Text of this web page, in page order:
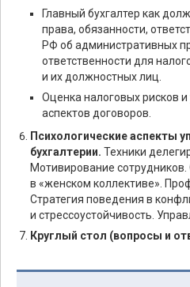
Главный бухгалтер как
права, обязанности,
РФ об административных
ответственности для
и их должностных лиц.
Оценка налоговых рисков
аспектов договоров.
Психологические аспекты
бухгалтерии. Техники
Мотивирование
в «женском коллективе».
Стратегия поведения в
и стрессоустойчивость.
Круглый стол (вопросы и